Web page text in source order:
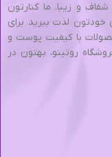
و زیبا. ما کنارتون
لذت ببرید برای
با کیفیت پوست و
روتینو، بهتون در